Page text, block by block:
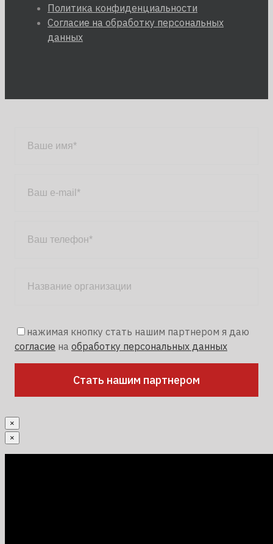
Политика конфиденциальности
Согласие на обработку персональных
данных
нажимая кнопку стать нашим партнером я даю
согласие на обработку персональных данных
×
×